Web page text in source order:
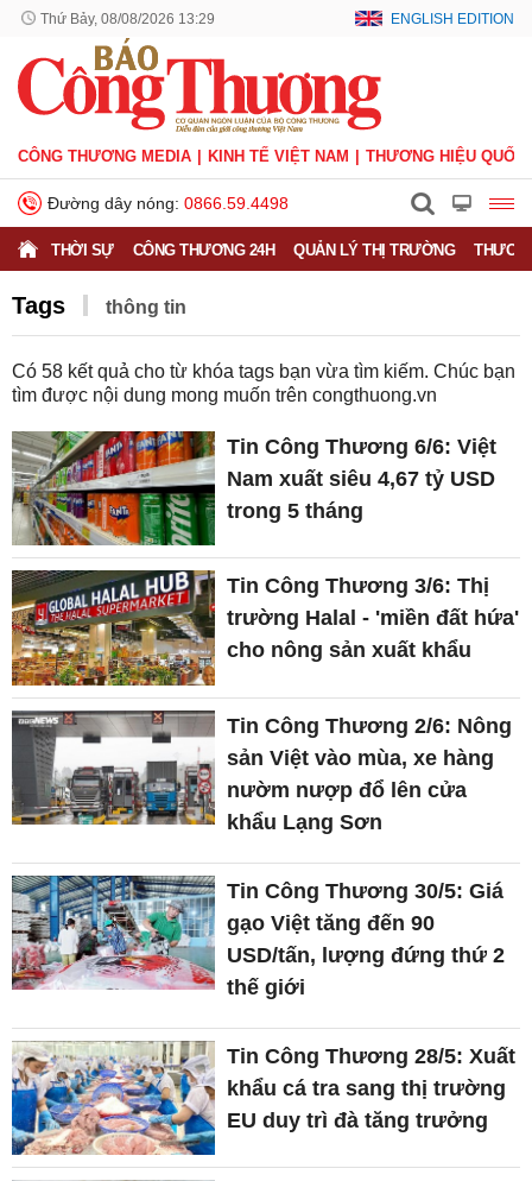
Thứ Bảy, 08/08/2026 13:29 ENGLISH EDITION
CÔNG THƯƠNG MEDIA KINH TẾ VIỆT NAM THƯƠNG HIỆU QUỐC
Đường dây nóng: 0866.59.4498
THỜI SỰ CÔNG THƯƠNG 24H QUẢN LÝ THỊ TRƯỜNG
Tags ​​​​​​​thông tin
Có 58 kết quả cho từ khóa tags bạn vừa tìm kiếm. Chúc bạn
tìm được nội dung mong muốn trên congthuong.vn
Tin Công Thương 6/6: Việt
Nam xuất siêu 4,67 tỷ USD
trong 5 tháng
Tin Công Thương 3/6: Thị
trường Halal - 'miền đất hứa'
cho nông sản xuất khẩu
Tin Công Thương 2/6: Nông
sản Việt vào mùa, xe hàng
nườm nượp đổ lên cửa
khẩu Lạng Sơn
Tin Công Thương 30/5: Giá
gạo Việt tăng đến 90
USD/tấn, lượng đứng thứ 2
thế giới
Tin Công Thương 28/5: Xuất
khẩu cá tra sang thị trường
EU duy trì đà tăng trưởng